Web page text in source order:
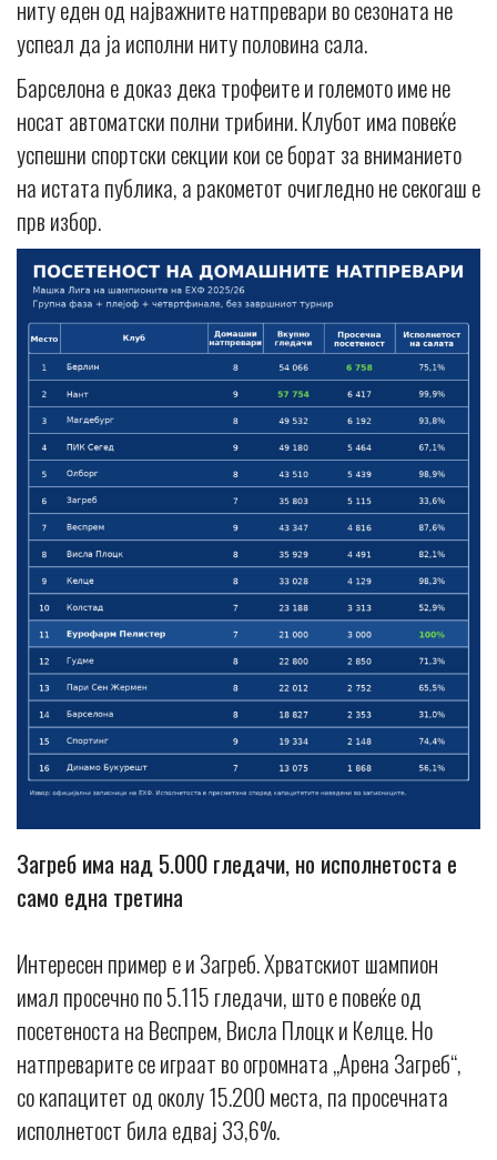
ниту еден од најважните натпревари во сезоната не
успеал да ја исполни ниту половина сала.
Барселона е доказ дека трофеите и големото име не
носат автоматски полни трибини. Клубот има повеќе
успешни спортски секции кои се борат за вниманието
на истата публика, а ракометот очигледно не секогаш е
прв избор.
Загреб има над 5.000 гледачи, но исполнетоста е
само една третина
Интересен пример е и Загреб. Хрватскиот шампион
имал просечно по 5.115 гледачи, што е повеќе од
посетеноста на Веспрем, Висла Плоцк и Келце. Но
натпреварите се играат во огромната „Арена Загреб“,
со капацитет од околу 15.200 места, па просечната
исполнетост била едвај 33,6%.